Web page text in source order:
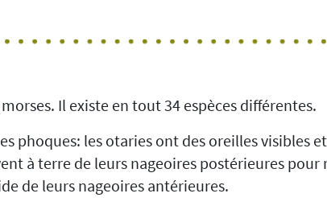
Il existe en tout 34 espèces différentes.
phoques: les otaries ont des oreilles visibles
à terre de leurs nageoires postérieures pour
de leurs nageoires antérieures.